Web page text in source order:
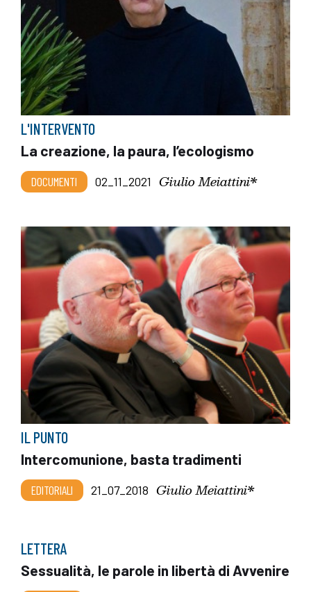
L'INTERVENTO
La creazione, la paura, l’ecologismo
DOCUMENTI 02_11_2021 Giulio Meiattini*
IL PUNTO
Intercomunione, basta tradimenti
EDITORIALI 21_07_2018 Giulio Meiattini*
LETTERA
Sessualità, le parole in libertà di Avvenire